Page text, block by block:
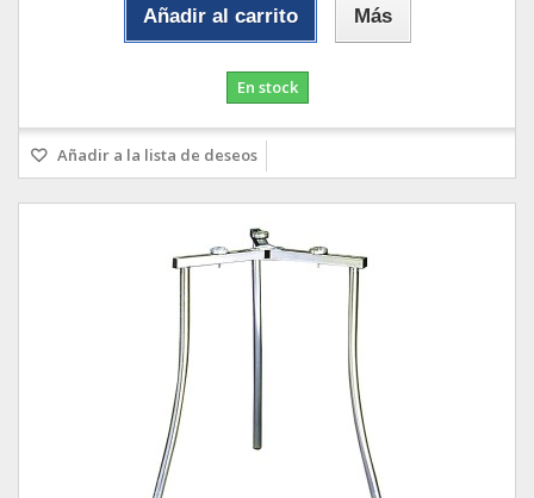
Añadir al carrito Más
En stock
Añadir a la lista de deseos